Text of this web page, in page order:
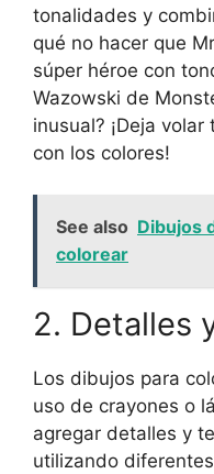
tonalidades y
qué no hacer que
súper héroe con
Wazowski de
inusual? ¡Deja
con los colores!
See also Dibujos
colorear
2. Detalles
Los dibujos para
uso de crayones o
agregar detalles y
utilizando